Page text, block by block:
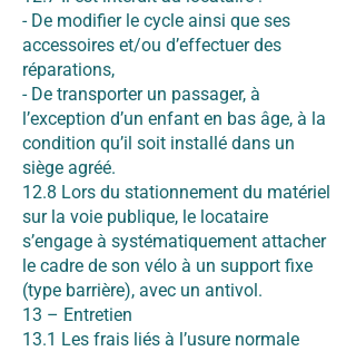
- De modifier le cycle ainsi que ses
accessoires et/ou d’effectuer des
réparations,
- De transporter un passager, à
l’exception d’un enfant en bas âge, à la
condition qu’il soit installé dans un
siège agréé.
12.8 Lors du stationnement du matériel
sur la voie publique, le locataire
s’engage à systématiquement attacher
le cadre de son vélo à un support fixe
(type barrière), avec un antivol.
13 – Entretien
13.1 Les frais liés à l’usure normale